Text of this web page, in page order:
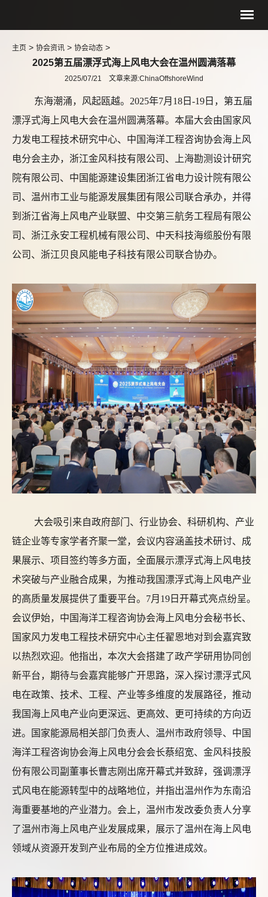
主页 > 协会资讯 > 协会动态 >
2025第五届漂浮式海上风电大会在温州圆满落幕
2025/07/21 文章来源:ChinaOffshoreWind
东海潮涌，风起瓯越。 2025年7月18日-19日，第五届
漂浮式海上风电大会在温州圆满落幕。本届大会由国家风
力发电工程技术研究中心、中国海洋工程咨询协会海上风
电分会主办，浙江金风科技有限公司、上海勘测设计研究
院有限公司、中国能源建设集团浙江省电力设计院有限公
司、温州市工业与能源发展集团有限公司联合承办，并得
到浙江省海上风电产业联盟、中交第三航务工程局有限公
司、浙江永安工程机械有限公司、中天科技海缆股份有限
公司、浙江贝良风能电子科技有限公司联合协办。
大会吸引来自政府部门、行业协会、科研机构、产业
链企业等专家学者齐聚一堂，会议内容涵盖技术研讨、成
果展示、项目签约等多方面，全面展示漂浮式海上风电技
术突破与产业融合成果，为推动我国漂浮式海上风电产业
的高质量发展提供了重要平台。 7月19日开幕式亮点纷呈。
会议伊始，中国海洋工程咨询协会海上风电分会秘书长、
国家风力发电工程技术研究中心主任翟恩地对到会嘉宾致
以热烈欢迎。他指出，本次大会搭建了政产学研用协同创
新平台，期待与会嘉宾能够广开思路，深入探讨漂浮式风
电在政策、技术、工程、产业等多维度的发展路径，推动
我国海上风电产业向更深远、更高效、更可持续的方向迈
进。国家能源局相关部门负责人、温州市政府领导、中国
海洋工程咨询协会海上风电分会会长蔡绍宽、金风科技股
份有限公司副董事长曹志刚出席开幕式并致辞，强调漂浮
式风电在能源转型中的战略地位，并指出温州作为东南沿
海重要基地的产业潜力。会上，温州市发改委负责人分享
了温州市海上风电产业发展成果，展示了温州在海上风电
领域从资源开发到产业布局的全方位推进成效。